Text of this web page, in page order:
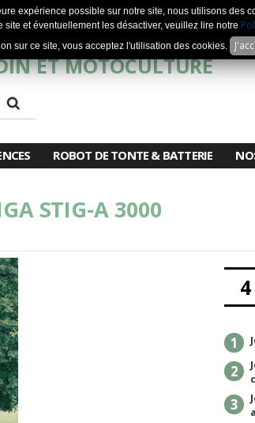
expérience possible sur notre site, nous utilisons des
et éventuellement les désactiver, veuillez lire notre
sur ce site, vous acceptez l'utilisation des cookies.
ET MOTOCULTURE
ROBOT DE TONTE & BATTERIE
STIG-A 3000